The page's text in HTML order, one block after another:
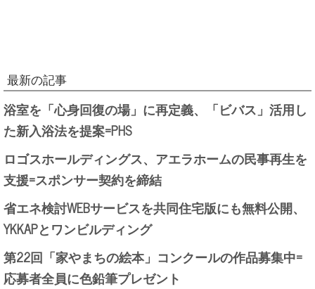
最新の記事
浴室を「心身回復の場」に再定義、「ビバス」活用し
た新入浴法を提案=PHS
ロゴスホールディングス、アエラホームの民事再生を
支援=スポンサー契約を締結
省エネ検討WEBサービスを共同住宅版にも無料公開、
YKKAPとワンビルディング
第22回「家やまちの絵本」コンクールの作品募集中=
応募者全員に色鉛筆プレゼント